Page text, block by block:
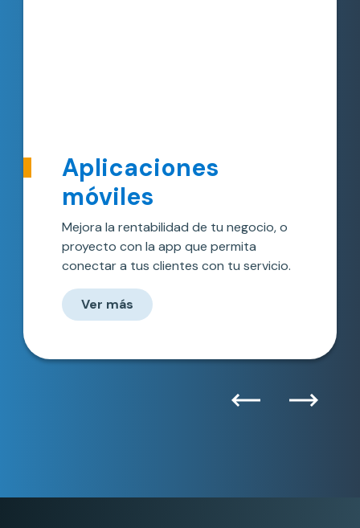
Aplicaciones
móviles
Mejora la rentabilidad de tu negocio, o
proyecto con la app que permita
conectar a tus clientes con tu servicio.
Ver más
Previous